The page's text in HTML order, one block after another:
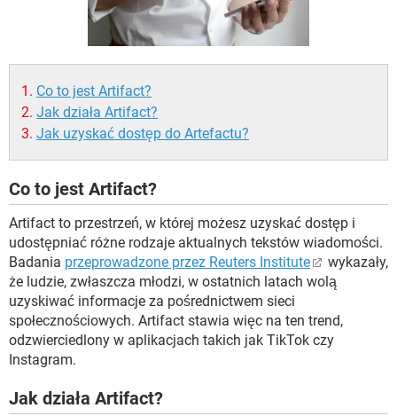
Co to jest Artifact?
Jak działa Artifact?
Jak uzyskać dostęp do Artefactu?
Co to jest Artifact?
Artifact to przestrzeń, w której możesz uzyskać dostęp i
udostępniać różne rodzaje aktualnych tekstów wiadomości.
Badania przeprowadzone przez Reuters Institute
wykazały,
że ludzie, zwłaszcza młodzi, w ostatnich latach wolą
uzyskiwać informacje za pośrednictwem sieci
społecznościowych. Artifact stawia więc na ten trend,
odzwierciedlony w aplikacjach takich jak TikTok czy
Instagram.
Jak działa Artifact?